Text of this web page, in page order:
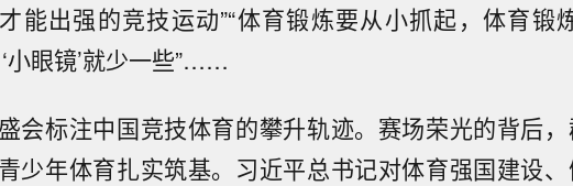
能出强的竞技运动”“体育锻炼要从小抓起，体育锻
‘小眼镜’就少一些”……
会标注中国竞技体育的攀升轨迹。赛场荣光的背后
少年体育扎实筑基。习近平总书记对体育强国建设